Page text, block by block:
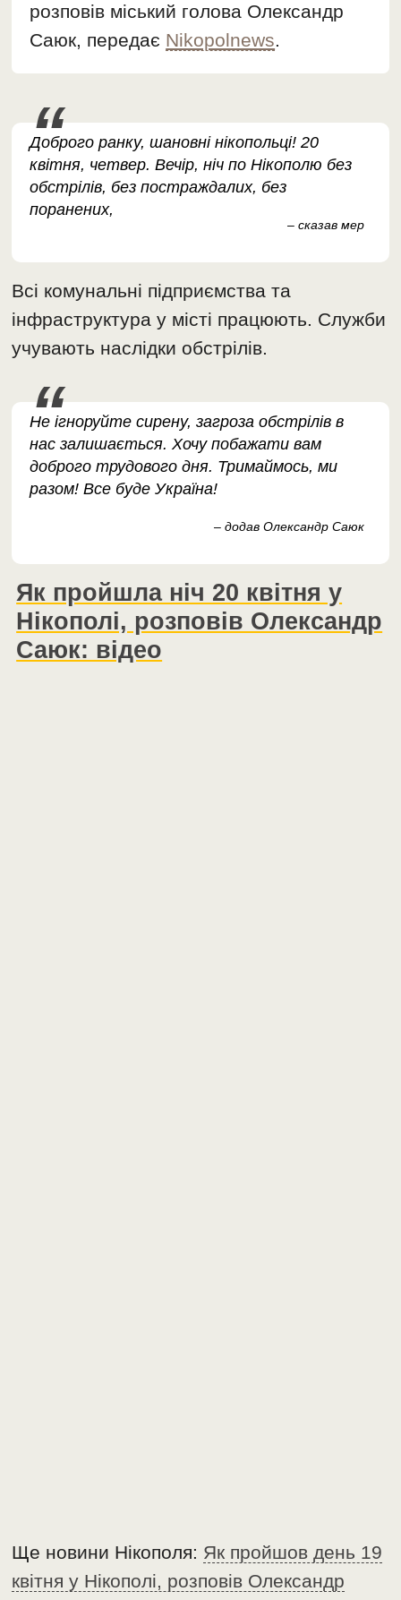
розповів міський голова Олександр
Саюк, передає Nikopolnews.
Доброго ранку, шановні нікопольці! 20
квітня, четвер. Вечір, ніч по Нікополю без
обстрілів, без постраждалих, без
поранених,
– сказав мер
Всі комунальні підприємства та
інфраструктура у місті працюють. Служби
учувають наслідки обстрілів.
Не ігноруйте сирену, загроза обстрілів в
нас залишається. Хочу побажати вам
доброго трудового дня. Тримаймось, ми
разом! Все буде Україна!
– додав Олександр Саюк
Як пройшла ніч 20 квітня у
Нікополі, розповів Олександр
Саюк: відео
Ще новини Нікополя: Як пройшов день 19
квітня у Нікополі, розповів Олександр